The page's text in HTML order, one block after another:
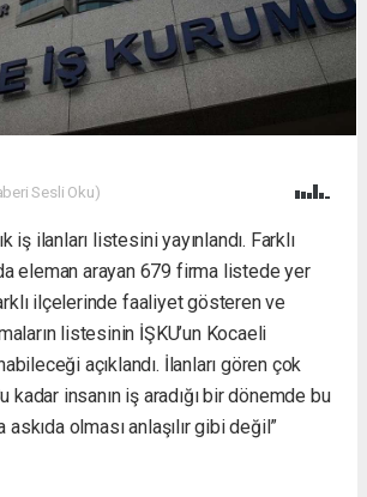
Sesli Oku)
iş ilanları listesini yayınlandı. Farklı
eleman arayan 679 firma listede yer
ilçelerinde faaliyet gösteren ve
listesinin İŞKU’un Kocaeli
açıklandı. İlanları gören çok
kadar insanın iş aradığı bir dönemde bu
askıda olması anlaşılır gibi değil”